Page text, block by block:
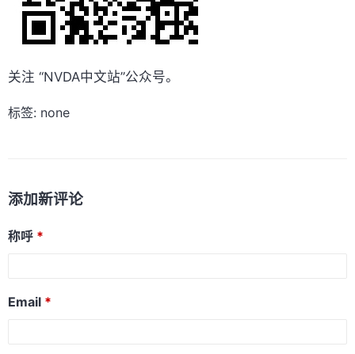
关注 “NVDA中文站”公众号。
标签: none
添加新评论
称呼
Email